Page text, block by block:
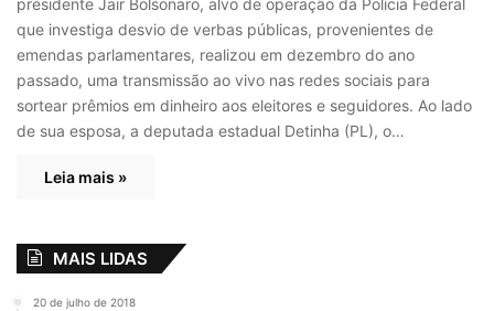
presidente Jair Bolsonaro, alvo de operação da Polícia Federal
que investiga desvio de verbas públicas, provenientes de
emendas parlamentares, realizou em dezembro do ano
passado, uma transmissão ao vivo nas redes sociais para
sortear prêmios em dinheiro aos eleitores e seguidores. Ao lado
de sua esposa, a deputada estadual Detinha (PL), o…
Leia mais »
MAIS LIDAS
20 de julho de 2018